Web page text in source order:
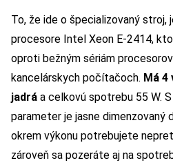
To, že ide o špecializovaný stroj,
procesore Intel Xeon E-2414,
oproti bežným sériám
kancelárskych počítačoch. Má
jadrá a celkovú spotrebu 55 W.
parameter je jasne dimenzovaný
okrem výkonu potrebujete
zároveň sa pozeráte aj na